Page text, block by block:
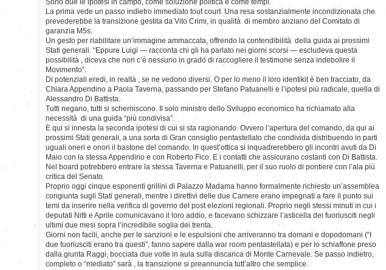
Sono due le ipotesi in campo, come soluzione politica e come tempi.
La prima vede un passo indietro immediato tout court. Una resa sostanzialmente incondizionata che
prevederebbe la transizione gestita da Vito Crimi, in qualità di membro anziano del Comitato di
garanzia M5s.
Un gesto per riabilitare un’immagine ammaccata, offrendo la contendibilità della guida ai prossimi
Stati generali. “Eppure Luigi — racconta chi gli ha parlato nei giorni scorsi — escludeva questa
possibilità , diceva che non c’è nessuno in grado di raccogliere il testimone senza indebolire il
Movimento”.
Di potenziali eredi, in realtà , se ne vedono diversi. O per lo meno il loro identikit è ben tracciato, da
Chiara Appendino a Paola Taverna, passando per Stefano Patuanelli e l’ipotesi più radicale, quella di
Alessandro Di Battista.
Tutti negano, tutti si scherniscono. Il solo ministro dello Sviluppo economico ha richiamato alla
necessità di una guida “più condivisa”.
E qui si innesta la seconda ipotesi di cui si sta ragionando. Ovvero l’apertura del comando, da qui ai
prossimi Stati generali, a una sorta di Gran consiglio pentastellato che condivida distribuendo in parti
uguali oneri e onori il bastone del comando. In quest’ottica si inquadrerebbero gli incontri avuti da Di
Maio con la stessa Appendino e con Roberto Fico. E i contatti che assicurano costanti con Di Battista.
Nel board potrebbero entrare la stessa Taverna e Patuanelli, per il suo ruolo di pontiere con l’ala più
critica del Senato.
Proprio oggi cinque esponenti grillini di Palazzo Madama hanno formalmente richiesto un’assemblea
congiunta sugli Stati generali, mentre i direttivi delle due Camere erano impegnati a fare il punto sui
temi da inserire nella verifica di governo del post elezioni regionali. Proprio negli stessi minuti in cui i
deputati Nitti e Aprile comunicavano il loro addio, e facevano schizzare l’asticella dei fuoriusciti negli
ultimi due mesi sopra l’incredibile soglia dei trenta.
Giorni non facili, anche per le sanzioni e le espulsioni che arriveranno tra domani e dopodomani (“I
due fuoriusciti erano tra questi”, fanno sapere dalla war room pentastellata) e per lo schiaffone preso
dalla giunta Raggi, bocciata due volte in aula sulla discarica di Monte Carnevale. Se passo indietro,
completo o “mediato” sarà , la transizione si preannuncia tutt’altro che semplice.